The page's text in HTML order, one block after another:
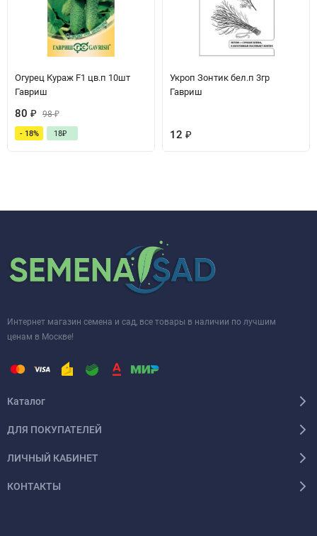
Огурец Кураж F1 цв.п 10шт
Гавриш
80 ₽ 98₽
- 18% 18₽
Укроп Зонтик бел.п 3гр
Гавриш
12 ₽
Интернет магазин семена и сад, все товары в наличии по лучшим
ценам в Москве!
Каталог
ДЛЯ ПОКУПАТЕЛЕЙ
ЛИЧНЫЙ КАБИНЕТ
КОНТАКТЫ